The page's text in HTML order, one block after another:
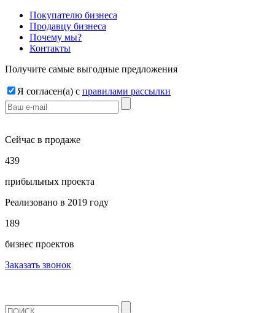
Покупателю бизнеса
Продавцу бизнеса
Почему мы?
Контакты
Получите самые выгодные предложения
Я согласен(a) с правилами рассылки
Сейчас в продаже
439
прибыльных проекта
Реализовано в 2019 году
189
бизнес проектов
Заказать звонок